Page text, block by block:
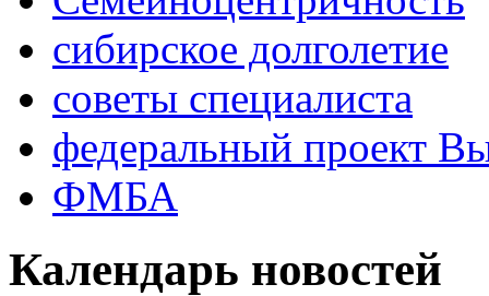
сибирское долголетие
советы специалиста
федеральный проект
ФМБА
Календарь новостей